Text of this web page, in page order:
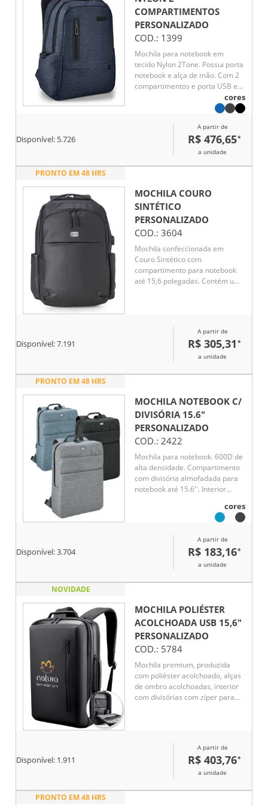
tecido acolchoado respirável.
COMPARTIMENTOS
PERSONALIZADO
COD.: 1399
Mochila para notebook em
tecido Nylon 2Tone. Possui porta
notebook e alça de mão. Com 2
compartimentos e porta USB e
cabo USB/micro USB para ligar a
dispositivos móveis. Possui
notebook até 17''. E seu
compartimento frontal tem
diversos bolsos interiores. 310 x
cores
Disponível: 5.726
A partir de
R$ 476,65*
a unidade
PRONTO EM 48 HRS
MOCHILA COURO
SINTÉTICO
PERSONALIZADO
COD.: 3604
Mochila confeccionada em
Couro Sintético com
compartimento para notebook
até 15,6 polegadas. Contém um
compartimentos frontais, sendo
um com divisórias para
documentos, eletrônicos e
Disponível:7.191
A partir de
R$ 305,31 *
a unidade
PRONTO EM 48 HRS
MOCHILA NOTEBOOK C/
DIVISÓRIA 15.6"
PERSONALIZADO
COD.: 2422
Mochila para notebook. 600D de
alta densidade. Compartimento
com divisória almofadada para
notebook até 15.6''. Interior
bolsos frontais. Parte posterior e
cores
Disponível:3.704
A partir de
R$ 183,16*
a unidade
NOVIDADE
MOCHILA POLIÉSTER
ACOLCHOADA USB 15,6"
PERSONALIZADO
COD.: 5784
Mochila premium, produzida
com poliéster acolchoado, alças
de ombro acolchoadas, interior
com divisórias com zíper para
viagem, aceita notebook de até
15,6”, porta USB na lateral.
Disponível: 1.911
A partir de
R$ 403,76*
a unidade
PRONTO EM 48 HRS